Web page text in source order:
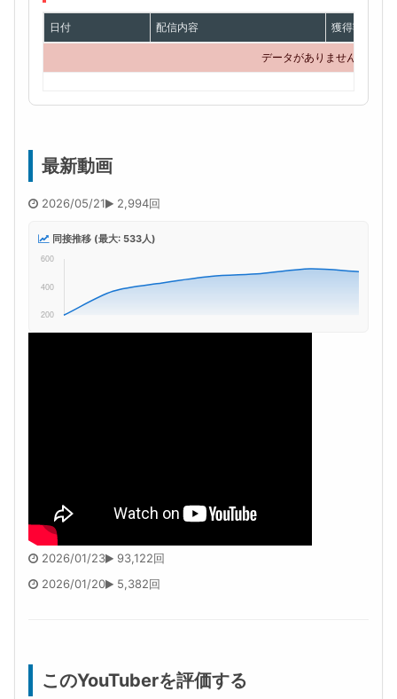
日付 配信内容 獲得額
データがありません
最新動画
2026/05/21 2,994回
同接推移 (最大: 533人)
2026/01/23
93,122回
2026/01/20
5,382回
このYouTuberを評価する